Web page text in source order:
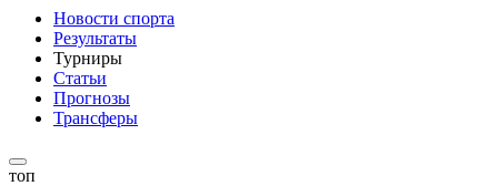
Новости спорта
Результаты
Турниры
Статьи
Прогнозы
Трансферы
топ